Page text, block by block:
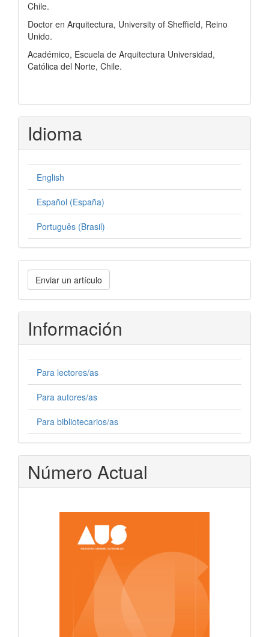
Chile.
Doctor en Arquitectura, University of Sheffield, Reino
Unido.
Académico, Escuela de Arquitectura Universidad,
Católica del Norte, Chile.
Idioma
English
Español (España)
Português (Brasil)
Enviar
un
artículo
Enviar un artículo
Información
Para lectores/as
Para autores/as
Para bibliotecarios/as
Número Actual